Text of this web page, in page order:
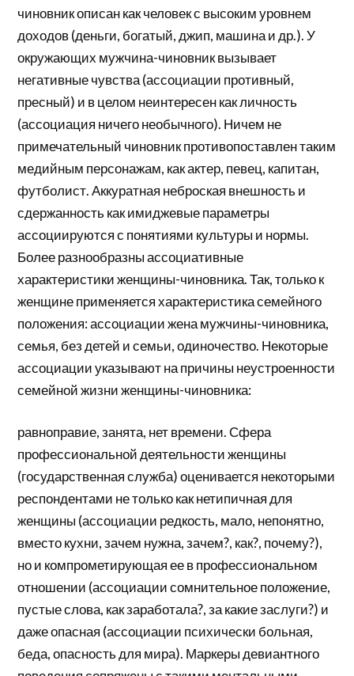
чиновник описан как человек с высоким уровнем
доходов (деньги, богатый, джип, машина и др.). У
окружающих мужчина-чиновник вызывает
негативные чувства (ассоциации противный,
пресный) и в целом неинтересен как личность
(ассоциация ничего необычного). Ничем не
примечательный чиновник противопоставлен таким
медийным персонажам, как актер, певец, капитан,
футболист. Аккуратная неброская внешность и
сдержанность как имиджевые параметры
ассоциируются с понятиями культуры и нормы.
Более разнообразны ассоциативные
характеристики женщины-чиновника. Так, только к
женщине применяется характеристика семейного
положения: ассоциации жена мужчины-чиновника,
семья, без детей и семьи, одиночество. Некоторые
ассоциации указывают на причины неустроенности
семейной жизни женщины-чиновника:
равноправие, занята, нет времени. Сфера
профессиональной деятельности женщины
(государственная служба) оценивается некоторыми
респондентами не только как нетипичная для
женщины (ассоциации редкость, мало, непонятно,
вместо кухни, зачем нужна, зачем?, как?, почему?),
но и компрометирующая ее в профессиональном
отношении (ассоциации сомнительное положение,
пустые слова, как заработала?, за какие заслуги?) и
даже опасная (ассоциации психически больная,
беда, опасность для мира). Маркеры девиантного